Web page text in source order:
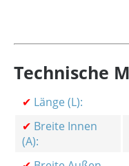
Technische
✔ Länge (L):
✔ Breite Innen
(A):